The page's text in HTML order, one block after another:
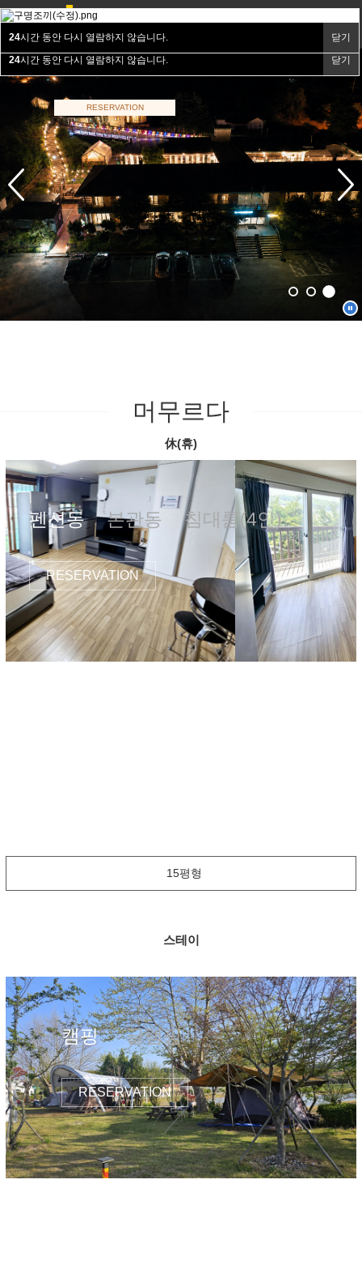
24시간 동안 다시 열람하지 않습니다.
닫기
24시간 동안 다시 열람하지 않습니다. 닫기
24시간 동안 다시 열람하지 않습니다. 닫기
RESERVATION
머무르다
休(휴)
펜션동 본관동 침대룸(4인)
RESERVATION
스테이
캠핑 글램핑
RESERVATION